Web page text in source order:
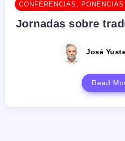
CONFERENCIAS,
Jornadas sobre
José
Read